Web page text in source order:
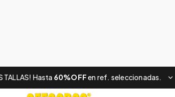
TALLAS! Hasta 60%OFFen ref. seleccionadas.